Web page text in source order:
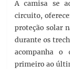
A camisa se
circuito,
proteção solar
durante os
acompanha o
primeiro ao